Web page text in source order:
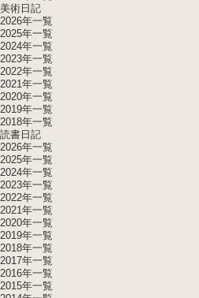
美術日記
2026年一覧
2025年一覧
2024年一覧
2023年一覧
2022年一覧
2021年一覧
2020年一覧
2019年一覧
2018年一覧
読書日記
2026年一覧
2025年一覧
2024年一覧
2023年一覧
2022年一覧
2021年一覧
2020年一覧
2019年一覧
2018年一覧
2017年一覧
2016年一覧
2015年一覧